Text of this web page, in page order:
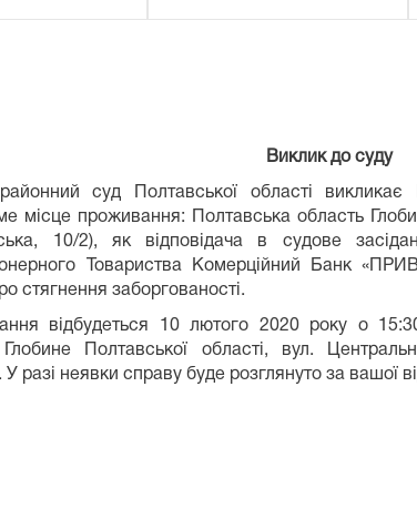
Виклик до суду
районний суд Полтавської області
місце проживання: Полтавська область
10/2), як відповідача в судове
Товариства Комерційний Банк
стягнення заборгованості.
відбудеться 10 лютого 2020 року о
Полтавської області, вул.
разі неявки справу буде розглянуто за вашої
А.В.